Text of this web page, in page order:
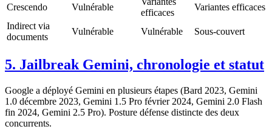
Crescendo Vulnérable
efficaces
Variantes efficaces
Indirect via
documents
Vulnérable Vulnérable Sous-couvert
5. Jailbreak Gemini, chronologie et statut
Google a déployé Gemini en plusieurs étapes (Bard 2023, Gemini
1.0 décembre 2023, Gemini 1.5 Pro février 2024, Gemini 2.0 Flash
fin 2024, Gemini 2.5 Pro). Posture défense distincte des deux
concurrents.